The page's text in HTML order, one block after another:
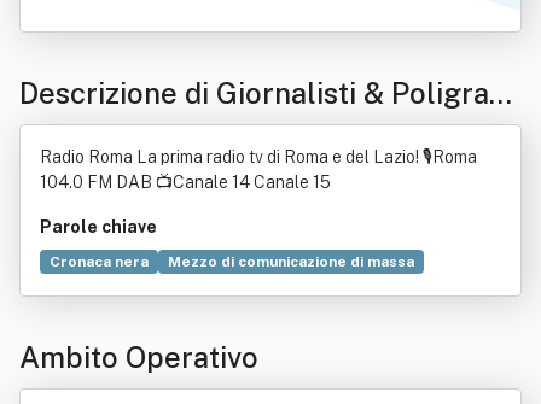
Descrizione di Giornalisti & Poligrafi
ci Associati Società Cooperativa
Radio Roma La prima radio tv di Roma e del Lazio! 🎙️Roma
104.0 FM DAB 📺Canale 14 Canale 15
Parole chiave
Cronaca nera
Mezzo di comunicazione di massa
Politica
Contributo Gastronomia
Ambito Operativo